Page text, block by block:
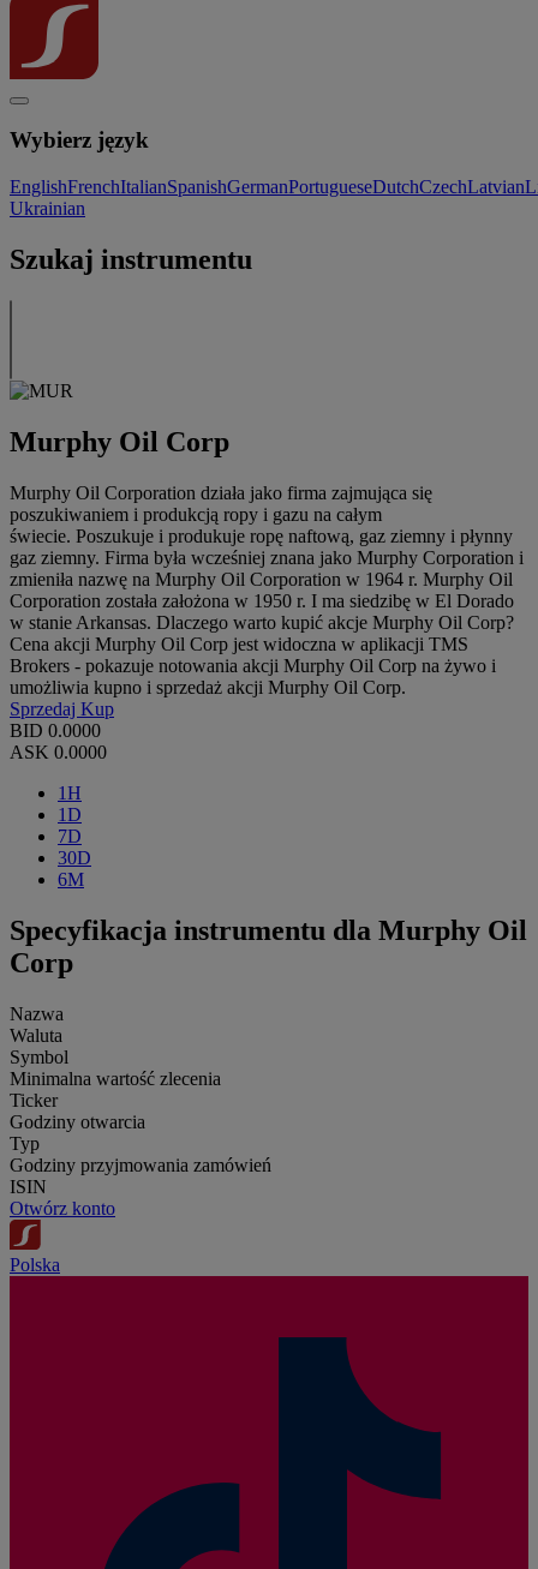
Wybierz język
EnglishFrenchItalianSpanishGermanPortugueseDutchCzechLatvian
Ukrainian
Szukaj instrumentu
Murphy Oil Corp
Murphy Oil Corporation działa jako firma zajmująca się
poszukiwaniem i produkcją ropy i gazu na całym
świecie. Poszukuje i produkuje ropę naftową, gaz ziemny i płynny
gaz ziemny. Firma była wcześniej znana jako Murphy Corporation i
zmieniła nazwę na Murphy Oil Corporation w 1964 r. Murphy Oil
Corporation została założona w 1950 r. I ma siedzibę w El Dorado
w stanie Arkansas. Dlaczego warto kupić akcje Murphy Oil Corp?
Cena akcji Murphy Oil Corp jest widoczna w aplikacji TMS
Brokers - pokazuje notowania akcji Murphy Oil Corp na żywo i
umożliwia kupno i sprzedaż akcji Murphy Oil Corp.
Sprzedaj Kup
BID 0.0000
ASK 0.0000
1H
1D
7D
30D
6M
Specyfikacja instrumentu dla Murphy Oil
Corp
Nazwa
Waluta
Symbol
Minimalna wartość zlecenia
Ticker
Godziny otwarcia
Typ
Godziny przyjmowania zamówień
ISIN
Otwórz konto
Polska